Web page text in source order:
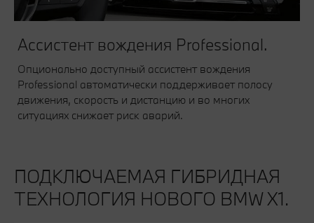
Ассистент вождения Professional.
Опционально доступный ассистент вождения
Professional автоматически поддерживает полосу
движения, скорость и дистанцию ​​и во многих
ситуациях снижает риск аварий.
ПОДКЛЮЧАЕМАЯ ГИБРИДНАЯ
ТЕХНОЛОГИЯ НОВОГО BMW X1.